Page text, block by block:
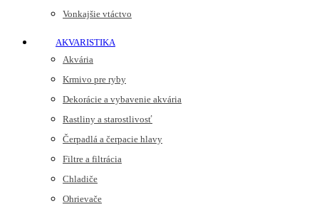
Vonkajšie vtáctvo
AKVARISTIKA
Akvária
Krmivo pre ryby
Dekorácie a vybavenie akvária
Rastliny a starostlivosť
Čerpadlá a čerpacie hlavy
Filtre a filtrácia
Chladiče
Ohrievače